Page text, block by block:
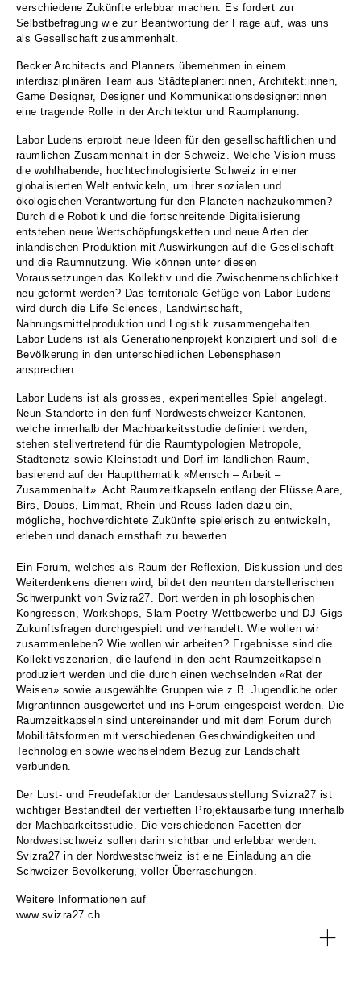
verschiedene Zukünfte erlebbar machen. Es fordert zur
Selbstbefragung wie zur Beantwortung der Frage auf, was uns
als Gesellschaft zusammenhält.
Becker Architects and Planners übernehmen in einem
interdisziplinären Team aus Städteplaner:innen, Architekt:innen,
Game Designer, Designer und Kommunikationsdesigner:innen
eine tragende Rolle in der Architektur und Raumplanung.
Labor Ludens erprobt neue Ideen für den gesellschaftlichen und
räumlichen Zusammenhalt in der Schweiz. Welche Vision muss
die wohlhabende, hochtechnologisierte Schweiz in einer
globalisierten Welt entwickeln, um ihrer sozialen und
ökologischen Verantwortung für den Planeten nachzukommen?
Durch die Robotik und die fortschreitende Digitalisierung
entstehen neue Wertschöpfungsketten und neue Arten der
inländischen Produktion mit Auswirkungen auf die Gesellschaft
und die Raumnutzung. Wie können unter diesen
Voraussetzungen das Kollektiv und die Zwischenmenschlichkeit
neu geformt werden? Das territoriale Gefüge von Labor Ludens
wird durch die Life Sciences, Landwirtschaft,
Nahrungsmittelproduktion und Logistik zusammengehalten.
Labor Ludens ist als Generationenprojekt konzipiert und soll die
Bevölkerung in den unterschiedlichen Lebensphasen
ansprechen.
Labor Ludens ist als grosses, experimentelles Spiel angelegt.
Neun Standorte in den fünf Nordwestschweizer Kantonen,
welche innerhalb der Machbarkeitsstudie definiert werden,
stehen stellvertretend für die Raumtypologien Metropole,
Städtenetz sowie Kleinstadt und Dorf im ländlichen Raum,
basierend auf der Hauptthematik «Mensch – Arbeit –
Zusammenhalt». Acht Raumzeitkapseln entlang der Flüsse Aare,
Birs, Doubs, Limmat, Rhein und Reuss laden dazu ein,
mögliche, hochverdichtete Zukünfte spielerisch zu entwickeln,
erleben und danach ernsthaft zu bewerten.
Ein Forum, welches als Raum der Reflexion, Diskussion und des
Weiterdenkens dienen wird, bildet den neunten darstellerischen
Schwerpunkt von Svizra27. Dort werden in philosophischen
Kongressen, Workshops, Slam-Poetry-Wettbewerbe und DJ-Gigs
Zukunftsfragen durchgespielt und verhandelt. Wie wollen wir
zusammenleben? Wie wollen wir arbeiten? Ergebnisse sind die
Kollektivszenarien, die laufend in den acht Raumzeitkapseln
produziert werden und die durch einen wechselnden «Rat der
Weisen» sowie ausgewählte Gruppen wie z.B. Jugendliche oder
Migrantinnen ausgewertet und ins Forum eingespeist werden. Die
Raumzeitkapseln sind untereinander und mit dem Forum durch
Mobilitätsformen mit verschiedenen Geschwindigkeiten und
Technologien sowie wechselndem Bezug zur Landschaft
verbunden.
Der Lust- und Freudefaktor der Landesausstellung Svizra27 ist
wichtiger Bestandteil der vertieften Projektausarbeitung innerhalb
der Machbarkeitsstudie. Die verschiedenen Facetten der
Nordwestschweiz sollen darin sichtbar und erlebbar werden.
Svizra27 in der Nordwestschweiz ist eine Einladung an die
Schweizer Bevölkerung, voller Überraschungen.
Weitere Informationen auf
www.svizra27.ch
TEAM: